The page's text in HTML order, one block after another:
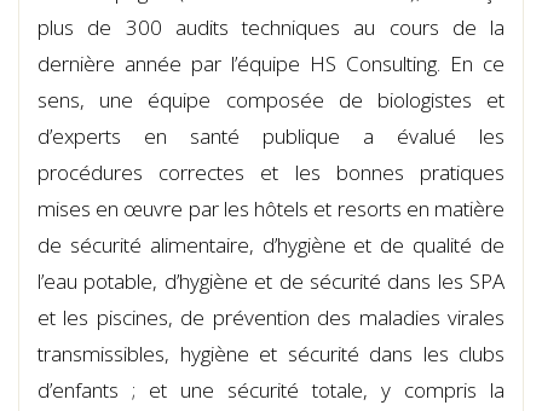
plus de 300 audits techniques au cours de la
dernière année par l’équipe HS Consulting. En ce
sens, une équipe composée de biologistes et
d’experts en santé publique a évalué les
procédures correctes et les bonnes pratiques
mises en œuvre par les hôtels et resorts en matière
de sécurité alimentaire, d’hygiène et de qualité de
l’eau potable, d’hygiène et de sécurité dans les SPA
et les piscines, de prévention des maladies virales
transmissibles, hygiène et sécurité dans les clubs
d’enfants ; et une sécurité totale, y compris la